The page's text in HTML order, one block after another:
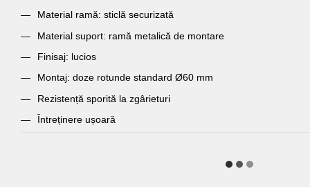
Material ramă: sticlă securizată
Material suport: ramă metalică de montare
Finisaj: lucios
Montaj: doze rotunde standard Ø60 mm
Rezistență sporită la zgârieturi
Întreținere ușoară